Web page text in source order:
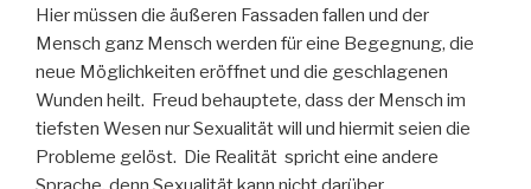
Hier müssen die äußeren Fassaden fallen und der
Mensch ganz Mensch werden für eine Begegnung, die
neue Möglichkeiten eröffnet und die geschlagenen
Wunden heilt. Freud behauptete, dass der Mensch im
tiefsten Wesen nur Sexualität will und hiermit seien die
Probleme gelöst. Die Realität spricht eine andere